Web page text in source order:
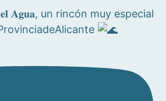
𝐀𝐠𝐮𝐚, un rincón muy especial